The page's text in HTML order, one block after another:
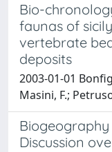
Bio-
faunas of
vertebrate
deposits
2003-01-01
Masini, F.;
Discussion